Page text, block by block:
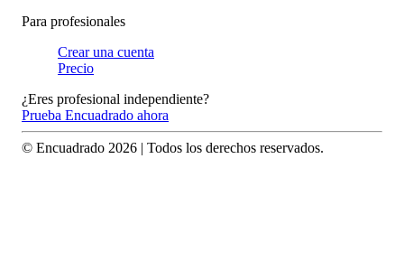
Para profesionales
Crear una cuenta
Precio
¿Eres profesional independiente?
Prueba Encuadrado ahora
© Encuadrado 2026 | Todos los derechos reservados.